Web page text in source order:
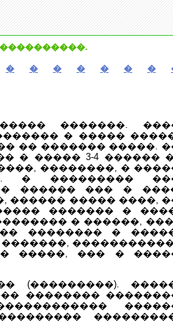
� � � � � � �
�������.
� ����� �����
�� ������� �����.
� ����� 3-4 ������
��������, �
� ���������
������ ��� �
������ ����� ����,
������� �
� ������,
�������� �
�����, ��� �
(���������).
��������